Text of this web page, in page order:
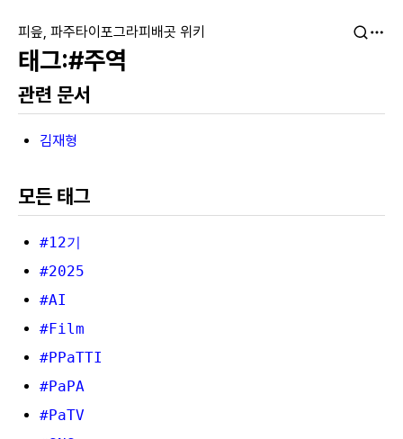
피읖, 파주타이포그라피배곳 위키
#주역
관련 문서
김재형
모든 태그
#12기
#2025
#AI
#Film
#PPaTTI
#PaPA
#PaTV